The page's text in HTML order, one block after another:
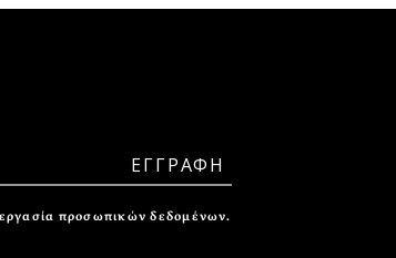
προσωπικών δεδομένων.